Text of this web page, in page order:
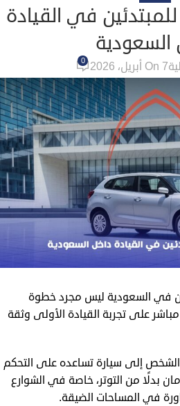
في القيادة
السعودية
On 7 أبريل، 2026 0
في السعودية ليس مجرد خطوة
على تجربة القيادة الأولى وثقة
الشخص إلى سيارة تساعده على التحكم
بدلًا من التوتر، خاصة في الشوارع
في المساحات الضيقة.